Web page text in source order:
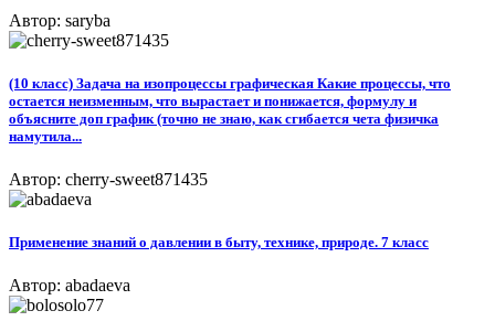
Автор: saryba
(10 класс) Задача на изопроцессы графическая Какие процессы, что
остается неизменным, что вырастает и понижается, формулу и
объясните доп график (точно не знаю, как сгибается чета физичка
намутила...
Автор: cherry-sweet871435
Применение знаний о давлении в быту, технике, природе. 7 класс
Автор: abadaeva